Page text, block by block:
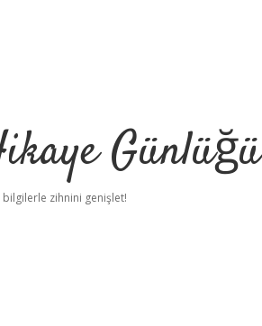
Günlüğü
bilgilerle zihnini genişlet!